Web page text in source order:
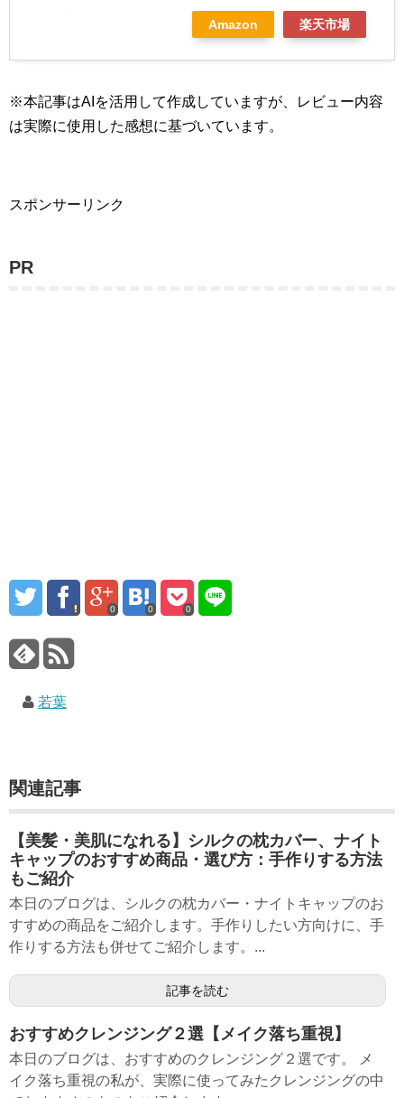
Amazon 楽天市場
※本記事はAIを活用して作成していますが、レビュー内容
は実際に使用した感想に基づいています。
スポンサーリンク
PR
0 0 0
若葉
関連記事
【美髪・美肌になれる】シルクの枕カバー、ナイト
キャップのおすすめ商品・選び方：手作りする方法
もご紹介
本日のブログは、シルクの枕カバー・ナイトキャップのお
すすめの商品をご紹介します。手作りしたい方向けに、手
作りする方法も併せてご紹介します。...
記事を読む
おすすめクレンジング２選【メイク落ち重視】
本日のブログは、おすすめのクレンジング２選です。 メ
イク落ち重視の私が、実際に使ってみたクレンジングの中